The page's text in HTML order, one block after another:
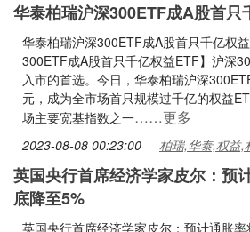
华泰柏瑞沪深300ETF成A股首只
华泰柏瑞沪深300ETF成A股首只千亿权
300ETF成A股首只千亿权益ETF】沪深
入市的首选。今日，华泰柏瑞沪深
元，成为全市场首只规模过千亿的权益
场主要宽基指数之一……更多
2023-08-08 00:23:00 柏瑞,华泰,权益,
英国央行首席经济学家皮尔：预
底降至5%
英国央行首席经济学家皮尔：预计通胀